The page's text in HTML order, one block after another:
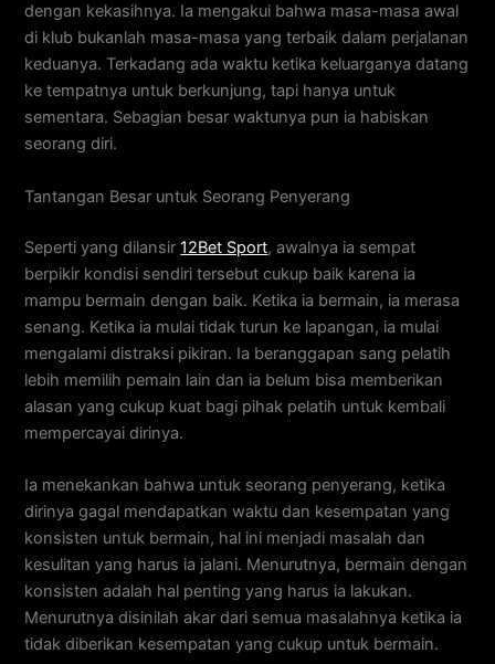
dengan kekasihnya. Ia mengakui bahwa masa-masa awal
di klub bukanlah masa-masa yang terbaik dalam perjalanan
keduanya. Terkadang ada waktu ketika keluarganya datang
ke tempatnya untuk berkunjung, tapi hanya untuk
sementara. Sebagian besar waktunya pun ia habiskan
seorang diri.
Tantangan Besar untuk Seorang Penyerang
Seperti yang dilansir12Bet Sport, awalnya ia sempat
berpikir kondisi sendiri tersebut cukup baik karena ia
mampu bermain dengan baik. Ketika ia bermain, ia merasa
senang. Ketika ia mulai tidak turun ke lapangan, ia mulai
mengalami distraksi pikiran. Ia beranggapan sang pelatih
lebih memilih pemain lain dan ia belum bisa memberikan
alasan yang cukup kuat bagi pihak pelatih untuk kembali
mempercayai dirinya.
Ia menekankan bahwa untuk seorang penyerang, ketika
dirinya gagal mendapatkan waktu dan kesempatan yang
konsisten untuk bermain, hal ini menjadi masalah dan
kesulitan yang harus ia jalani. Menurutnya, bermain dengan
konsisten adalah hal penting yang harus ia lakukan.
Menurutnya disinilah akar dari semua masalahnya ketika ia
tidak diberikan kesempatan yang cukup untuk bermain.